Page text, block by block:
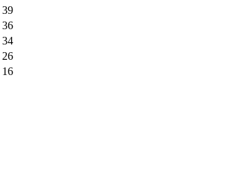
39
36
34
26
16